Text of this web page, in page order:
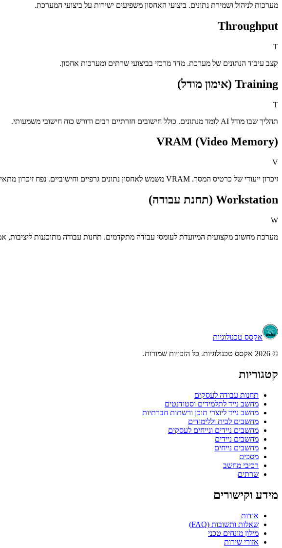
מערכות לניהול ושמירת נתונים. ביצועי האחסון משפיעים ישירות על ביצועי המערכת.
Throughput
T
קצב עיבוד הנתונים של מערכת. מדד מרכזי בביצועי שרתים ומערכות אחסון.
Training (אימון מודל)
T
תהליך שבו מודל AI לומד מנתונים. כולל חישובים חזרתיים רבים ודורש כוח חישובי משמעותי.
VRAM (Video Memory)
V
זיכרון ייעודי של כרטיס המסך. VRAM משמש לאחסון נתונים גרפיים וחישוביים. נפח זיכרון מתאים חיוני לעבודה עם מודלים מורכבים, Rendering מתקדם ויישומי AI.
Workstation (תחנת עבודה)
W
מערכת מחשוב מקצועית המיועדת לעומסי עבודה מתקדמים. תחנות עבודה מתוכננות ליציבות,
אקסס טכנולוגיות
© 2026 אקסס טכנולוגיות. כל הזכויות שמורות.
קטגוריות
תחנות עבודה לעסקים
מחשב נייד לתלמידים וסטודנטים
מחשב נייד ליוצרי תוכן ורשתות חברתיות
מחשבים לבית וללימודים
מחשבים ניידים ונייחים לעסקים
מחשבים ניידים
מחשבים נייחים
מסכים
רכיבי מחשב
שרתים
מידע וקישורים
אודות
שאלות ותשובות (FAQ)
מילון מונחים טכני
אזורי שירות